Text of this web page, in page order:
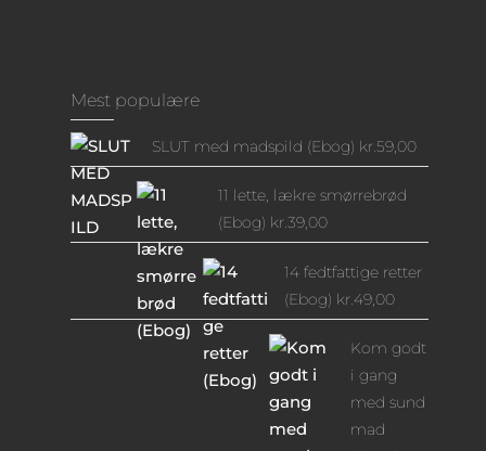
Mest populære
SLUT med madspild (Ebog) kr.59,00
11 lette, lækre smørrebrød
(Ebog) kr.39,00
14 fedtfattige retter
(Ebog) kr.49,00
Kom godt
i gang
med sund
mad